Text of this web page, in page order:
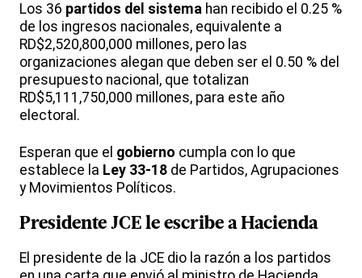
Los 36 partidos del sistema han recibido el 0.25 %
de los ingresos nacionales, equivalente a
RD$2,520,800,000 millones, pero las
organizaciones alegan que deben ser el 0.50 % del
presupuesto nacional, que totalizan
RD$5,111,750,000 millones, para este año
electoral.
Esperan que el gobierno cumpla con lo que
establece la Ley 33-18 de Partidos, Agrupaciones
y Movimientos Políticos.
Presidente JCE le escribe a Hacienda
El presidente de la JCE dio la razón a los partidos